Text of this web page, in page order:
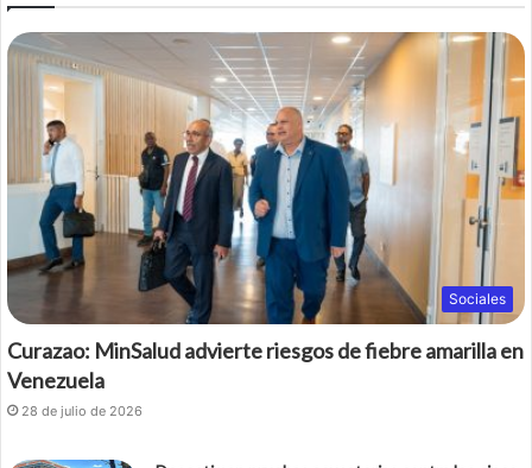
Sociales
Curazao: MinSalud advierte riesgos de fiebre amarilla en
Venezuela
28 de julio de 2026